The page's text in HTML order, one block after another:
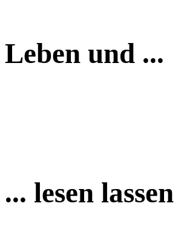
Leben und ...
... lesen lassen